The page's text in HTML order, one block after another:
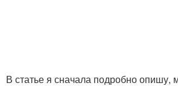
В статье я сначала подробно опишу,